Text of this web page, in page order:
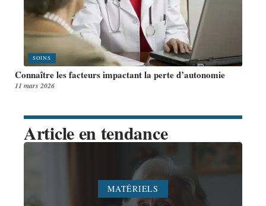
SOINS
Connaître les facteurs impactant la perte d’autonomie
11 mars 2026
Article en tendance
MATÉRIELS